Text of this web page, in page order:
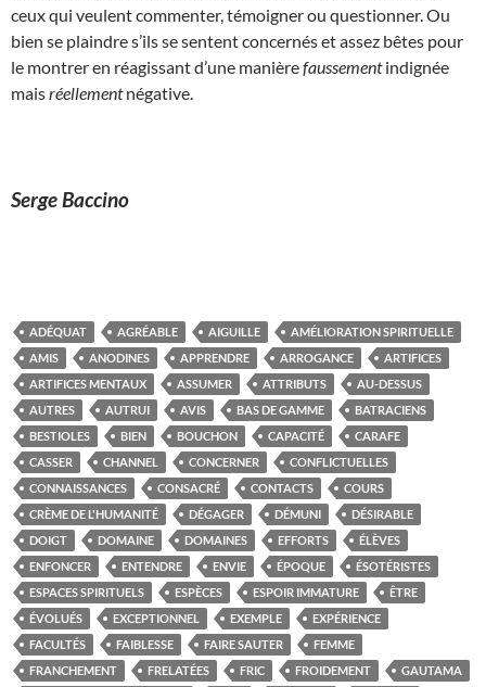
ceux qui veulent commenter, témoigner ou questionner. Ou
bien se plaindre s’ils se sentent concernés et assez bêtes pour
le montrer en réagissant d’une manièrefaussementindignée
maisréellementnégative.
Serge Baccino
ADÉQUAT AGRÉABLE AIGUILLE
AMÉLIORATION SPIRITUELLE
AMIS
ANODINES APPRENDRE ARROGANCE
ARTIFICES
ARTIFICES MENTAUX
ASSUMER ATTRIBUTS
AU-DESSUS
AUTRES
AUTRUI AVIS BAS DE GAMME
BATRACIENS
BESTIOLES
BIEN BOUCHON CAPACITÉ
CARAFE
CASSER
CHANNEL CONCERNER
CONFLICTUELLES
CONNAISSANCES
CONSACRÉ CONTACTS
COURS
CRÈME DE L'HUMANITÉ
DÉGAGER DÉMUNI
DÉSIRABLE
DOIGT
DOMAINE DOMAINES EFFORTS
ÉLÈVES
ENFONCER
ENTENDRE ENVIE ÉPOQUE
ÉSOTÉRISTES
ESPACES SPIRITUELS
ESPÈCES ESPOIR IMMATURE
ÊTRE
ÉVOLUÉS
EXCEPTIONNEL EXEMPLE
EXPÉRIENCE
FACULTÉS
FAIBLESSE FAIRE SAUTER
FEMME
FRANCHEMENT
FRELATÉES FRIC FROIDEMENT GAUTAMA